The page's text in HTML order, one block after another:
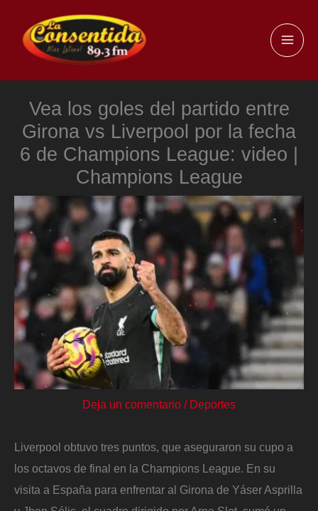
contenido
Vea los goles del partido entre
Girona vs Liverpool por la fecha
6 de Champions League: video |
Champions League
Deja un comentario / Deportes
Liverpool obtuvo tres puntos, que aseguraron su cupo a
los octavos de final en la Champions League. En su
visita a España para enfrentar al Girona de Yáser Asprilla